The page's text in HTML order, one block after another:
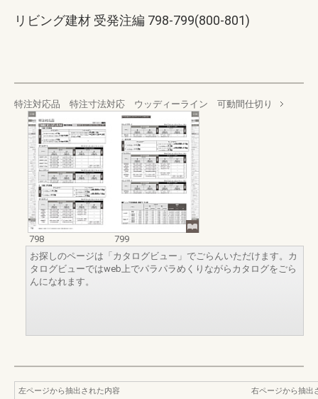
リビング建材 受発注編 798-799(800-801)
特注対応品 特注寸法対応 ウッディーライン 可動間仕切り
798
799
お探しのページは「カタログビュー」でごらんいただけます。カ
タログビューではweb上でパラパラめくりながらカタログをごら
んになれます。
左ページから抽出された内容
右ページから抽出